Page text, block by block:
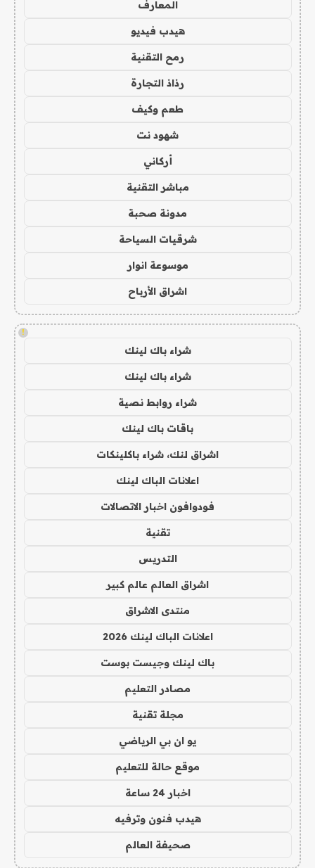
المعارف
هيدب فيديو
رمح التقنية
رذاذ التجارة
طعم وكيف
شهود نت
أركاني
مباشر التقنية
مدونة صحبة
شرقيات السياحة
موسوعة انوار
اشراق الأرباح
!
شراء باك لينك
شراء باك لينك
شراء روابط نصية
باقات باك لينك
اشراق لنك، شراء باكلينكات
اعلانات الباك لينك
فودوافون اخبار الاتصالات
تقنية
التدريس
اشراق العالم عالم كبير
منتدى الاشراق
اعلانات الباك لينك 2026
باك لينك وجيست بوست
مصادر التعليم
مجلة تقنية
يو ان بي الرياضي
موقع حالة للتعليم
اخبار 24 ساعة
هيدب فنون وترفيه
صحيفة العالم